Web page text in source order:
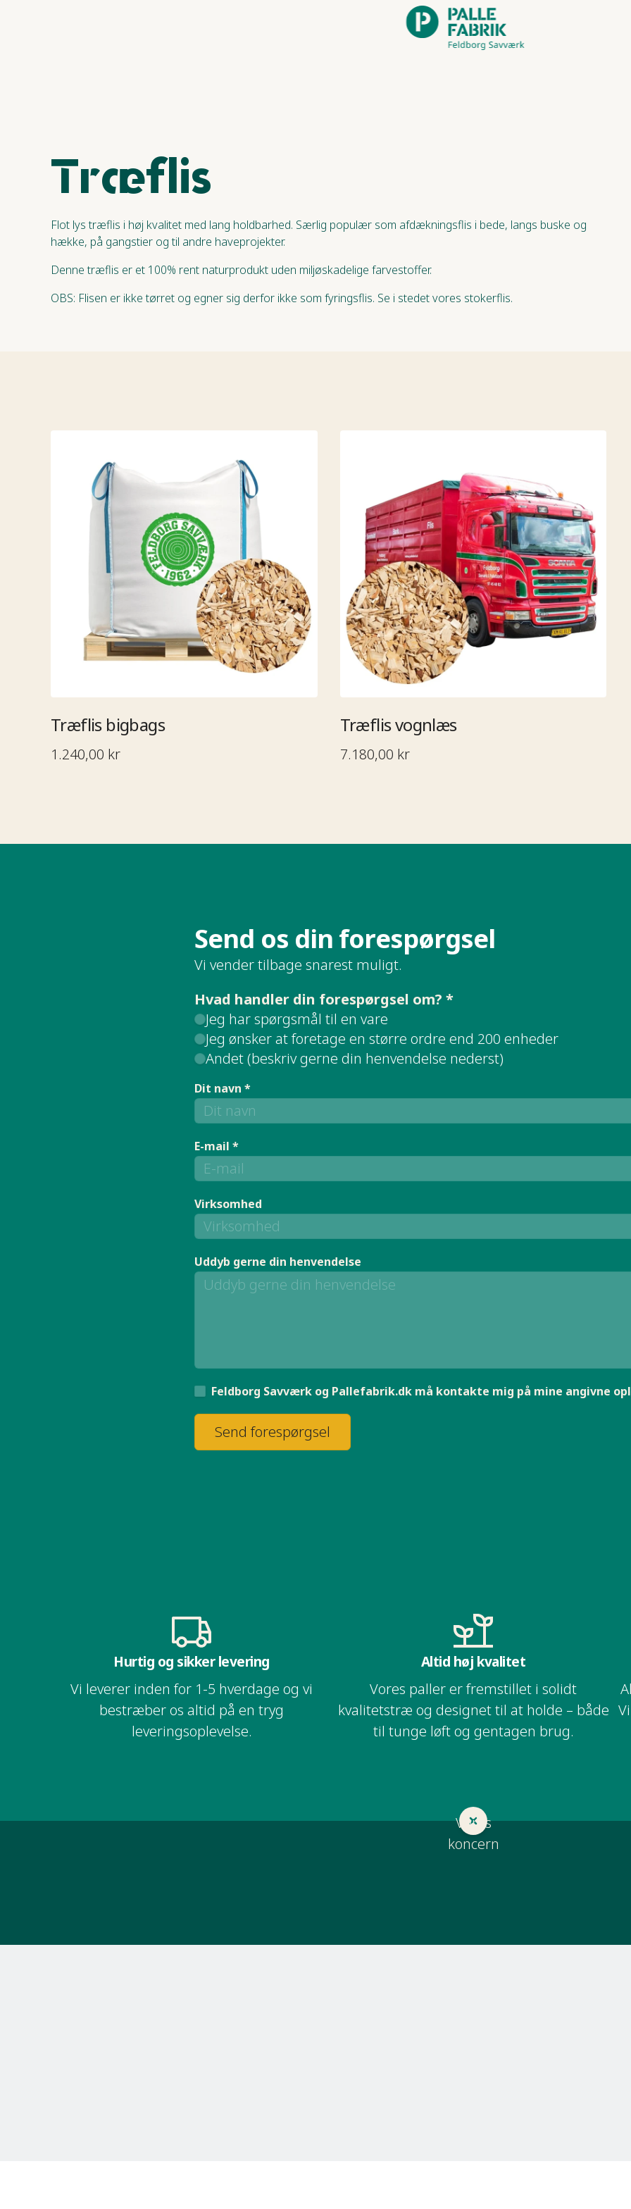
Træflis​​​​‌ ‍ ​‍​‍‌‍ ‌ ​‍‌‍‍‌‌‍‌ ‌‍‍‌‌‍ ‍​‍​‍​ ‍‍​‍​‍‌ ​ ‌‍​‌‌‍ ‍‌‍‍‌‌ ‌​‌ ‍‌​‍ ‍‌‍‍‌‌‍ ​‍​‍​‍ ​​‍​‍‌‍‍​‌ ​‍‌‍‌‌‌‍‌‍​‍​‍​ ‍‍​‍​‍‌ ​ ‌ ‌‌‌ ​​‌‍‌‌‌ ​‍​‍ ‌‌‍ ​‌‍ ‌‍‌ ‌‍‍‌‌‍ ‍​‍ ‌‍‍‌‌‍ ‍‌ ‌​‌‍‌‌‌‍ ‍‌ ‌​​‍ ‌‍‌‌‌‍‌​‌‍‍‌‌ ‌​​‍ ‌‍ ‌‌‍ ‌‍‌​‌‍‌‌​ ‌‌ ​​‌ ​‍‌‍‌‌‌ ​ ‌‍‌‌‌‍ ‍‌ ‌​‌‍​‌‌ ‌​‌‍‍‌‌‍ ‌‍ ‍​ ‍ ‌‍‍‌‌‍‌​​ ‌‌ ​ ‌‍‍​‌‍ ‌ ​​‌‍‍‌‌‍‌‍‌ ‍‌‌​​ ‌‍ ‌‍ ​‌‍ ​‌‍‌‌‌‍​ ‌ ‌​‌‍‍‌‌‍ ‌‍ ‍​‍ ‌​ ​‍​ ‌‍​ ‍‌​ ​‌​ ‍​​ ‍‌​ ‍‌​ ‌ ​ ​‍​ ​‌​ ‌ ​ ‌‌​ ‍ ‌ ‌​‌ ‍‌‌ ​​‌‍‌‌​ ‌‌‍​ ‌‍ ‌‍ ​‌‍ ​‌‍‌‌‌‍​ ‌ ‌​‌‍‍‌‌‍ ‌‍ ‍​ ‍ ‌ ​​‌‍​‌‌ ‌​‌‍‍​​ ‌‌ ​ ‌ ‌​‌‍ ‌ ​‍‌‍‌‌​‍ ‍‌ ‌​‌‍‍‌‌ ‌​‌‍ ​‌‍‌‌​ ‌‍​‍‌‍​‌‌ ​ ‌‍‌‌‌‌‌‌‌ ​‍‌‍ ​​ ‌‌ ​ ‌ ‌‌‌ ​​‌‍‌‌‌ ​‍​‍ ‌‌‍ ​‌‍ ‌‍‌ ‌‍‍‌‌‍ ‍​‍‌‍‌‍‍‌‌‍‌​​ ‌‌ ​ ‌‍‍​‌‍ ‌ ​​‌‍‍‌‌‍‌‍‌ ‍‌‌​​ ‌‍ ‌‍ ​‌‍ ​‌‍‌‌‌‍​ ‌ ‌​‌‍‍‌‌‍ ‌‍ ‍​‍ ‌​ ​‍​ ‌‍​ ‍‌​ ​‌​ ‍​​ ‍‌​ ‍‌​ ‌ ​ ​‍​ ​‌​ ‌ ​ ‌‌​‍‌‍‌ ‌​‌ ‍‌‌ ​​‌‍‌‌​ ‌‌‍​ ‌‍ ‌‍ ​‌‍ ​‌‍‌‌‌‍​ ‌ ‌​‌‍‍‌‌‍ ‌‍ ‍​‍‌‍‌ ​​‌‍​‌‌ ‌​‌‍‍​​ ‌‌ ​ ‌ ‌​‌‍ ‌ ​‍‌‍‌‌​‍ ‍‌ ‌​‌‍‍‌‌ ‌​‌‍ ​‌‍‌‌​‍‌‍‌ ​​‌‍‌‌‌ ​‍‌ ​ ‌ ​​‌‍‌‌‌‍​ ‌ ‌​‌‍‍‌‌ ‌‍‌‍‌‌​ ‌‌ ​​‌ ‌‌‌‍​‍‌‍ ​‌‍‍‌‌ ​ ‌‍‍​‌‍‌‌‌‍‌​​‍​‍‌ ‌
Flot lys træflis i høj kvalitet med lang holdbarhed. Særlig populær som afdækningsflis i bede, langs buske og
hække, på gangstier og til andre haveprojekter.
Denne træflis er et 100% rent naturprodukt uden miljøskadelige farvestoffer.
OBS: Flisen er ikke tørret og egner sig derfor ikke som fyringsflis. Se i stedet vores stokerflis.
Træflis bigbags​​​​‌ ‍ ​‍​‍‌‍ ‌ ​‍‌‍‍‌‌‍‌ ‌‍‍‌‌‍ ‍​‍​‍​ ‍‍​‍​‍‌ ​ ‌‍​‌‌‍ ‍‌‍‍‌‌ ‌​‌ ‍‌​‍ ‍‌‍‍‌‌‍ ​‍​‍​‍ ​​‍​‍‌‍‍​‌ ​‍‌‍‌‌‌‍‌‍​‍​‍​ ‍‍​‍​‍‌ ​ ‌ ‌‌‌ ​​‌‍‌‌‌ ​‍​‍ ‌‌‍ ​‌‍ ‌‍‌ ‌‍‍‌‌‍ ‍​‍ ‌‍‍‌‌‍ ‍‌ ‌​‌‍‌‌‌‍ ‍‌ ‌​​‍ ‌‍‌‌‌‍‌​‌‍‍‌‌ ‌​​‍ ‌‍ ‌‌‍ ‌‍‌​‌‍‌‌​ ‌‌ ​​‌ ​‍‌‍‌‌‌ ​ ‌‍‌‌‌‍ ‍‌ ‌​‌‍​‌‌ ‌​‌‍‍‌‌‍ ‌‍ ‍​ ‍ ‌‍‍‌‌‍‌​​ ‌‌ ​ ‌‍‍​‌‍ ‌ ​​‌‍‍‌‌‍‌‍‌ ‍‌‌‌​​‌ ​‍‌‍ ‌‍‌​‌ ‌‌‌‍​ ‌ ‌​​‍ ‌​ ‌‍​ ‌ ​ ‌‍​ ​​​ ​​​ ‌ ​ ‌‌​ ‌ ​ ‍​​ ‍​​ ‌​​ ‍‌​ ‌‌​ ‍ ‌ ‌​‌ ‍‌‌ ​​‌‍‌‌​ ‌‌ ​​‌ ​‍‌‍ ‌‍‌​‌ ‌‌‌‍​ ‌ ‌​​ ‍ ‌ ​​‌‍​‌‌ ‌​‌‍‍​​ ‌‌ ​ ‌ ‌​‌‍ ‌ ​‍‌‍‌‌​‍ ‍‌ ‌​‌‍‍‌‌ ‌​‌‍ ​‌‍‌‌​ ‌‍​‍‌‍​‌‌ ​ ‌‍‌‌‌‌‌‌‌ ​‍‌‍ ​​ ‌‌ ​ ‌ ‌‌‌ ​​‌‍‌‌‌ ​‍​‍ ‌‌‍ ​‌‍ ‌‍‌ ‌‍‍‌‌‍ ‍​‍‌‍‌‍‍‌‌‍‌​​ ‌‌ ​ ‌‍‍​‌‍ ‌ ​​‌‍‍‌‌‍‌‍‌ ‍‌‌‌​​‌ ​‍‌‍ ‌‍‌​‌ ‌‌‌‍​ ‌ ‌​​‍ ‌​ ‌‍​ ‌ ​ ‌‍​ ​​​ ​​​ ‌ ​ ‌‌​ ‌ ​ ‍​​ ‍​​ ‌​​ ‍‌​ ‌‌​‍‌‍‌ ‌​‌ ‍‌‌ ​​‌‍‌‌​ ‌‌ ​​‌ ​‍‌‍ ‌‍‌​‌ ‌‌‌‍​ ‌ ‌​​‍‌‍‌ ​​‌‍​‌‌ ‌​‌‍‍​​ ‌‌ ​ ‌ ‌​‌‍ ‌ ​‍‌‍‌‌​‍ ‍‌ ‌​‌‍‍‌‌ ‌​‌‍ ​‌‍‌‌​‍‌‍‌ ​​‌‍‌‌‌ ​‍‌ ​ ‌ ​​‌‍‌‌‌‍​ ‌ ‌​‌‍‍‌‌ ‌‍‌‍‌‌​ ‌‌ ​​‌ ‌‌‌‍​‍‌‍ ​‌‍‍‌‌ ​ ‌‍‍​‌‍‌‌‌‍‌​​‍​‍‌ ‌
1.240,00 kr
Træflis vognlæs​​​​‌ ‍ ​‍​‍‌‍ ‌ ​‍‌‍‍‌‌‍‌ ‌‍‍‌‌‍ ‍​‍​‍​ ‍‍​‍​‍‌ ​ ‌‍​‌‌‍ ‍‌‍‍‌‌ ‌​‌ ‍‌​‍ ‍‌‍‍‌‌‍ ​‍​‍​‍ ​​‍​‍‌‍‍​‌ ​‍‌‍‌‌‌‍‌‍​‍​‍​ ‍‍​‍​‍‌ ​ ‌ ‌‌‌ ​​‌‍‌‌‌ ​‍​‍ ‌‌‍ ​‌‍ ‌‍‌ ‌‍‍‌‌‍ ‍​‍ ‌‍‍‌‌‍ ‍‌ ‌​‌‍‌‌‌‍ ‍‌ ‌​​‍ ‌‍‌‌‌‍‌​‌‍‍‌‌ ‌​​‍ ‌‍ ‌‌‍ ‌‍‌​‌‍‌‌​ ‌‌ ​​‌ ​‍‌‍‌‌‌ ​ ‌‍‌‌‌‍ ‍‌ ‌​‌‍​‌‌ ‌​‌‍‍‌‌‍ ‌‍ ‍​ ‍ ‌‍‍‌‌‍‌​​ ‌‌ ​ ‌‍‍​‌‍ ‌ ​​‌‍‍‌‌‍‌‍‌ ‍‌‌‌​​‌ ​‍‌‍ ‌‍‌​‌ ‌‌‌‍​ ‌ ‌​​‍ ‌​ ‌‍​ ‌ ​ ‍​​ ​​​ ‍​​ ​‌​ ​​​ ‍‌​ ​‍​ ​​​ ​‌​ ‌​​ ​ ​ ‍ ‌ ‌​‌ ‍‌‌ ​​‌‍‌‌​ ‌‌ ​​‌ ​‍‌‍ ‌‍‌​‌ ‌‌‌‍​ ‌ ‌​​ ‍ ‌ ​​‌‍​‌‌ ‌​‌‍‍​​ ‌‌ ​ ‌ ‌​‌‍ ‌ ​‍‌‍‌‌​‍ ‍‌ ‌​‌‍‍‌‌ ‌​‌‍ ​‌‍‌‌​ ‌‍​‍‌‍​‌‌ ​ ‌‍‌‌‌‌‌‌‌ ​‍‌‍ ​​ ‌‌ ​ ‌ ‌‌‌ ​​‌‍‌‌‌ ​‍​‍ ‌‌‍ ​‌‍ ‌‍‌ ‌‍‍‌‌‍ ‍​‍‌‍‌‍‍‌‌‍‌​​ ‌‌ ​ ‌‍‍​‌‍ ‌ ​​‌‍‍‌‌‍‌‍‌ ‍‌‌‌​​‌ ​‍‌‍ ‌‍‌​‌ ‌‌‌‍​ ‌ ‌​​‍ ‌​ ‌‍​ ‌ ​ ‍​​ ​​​ ‍​​ ​‌​ ​​​ ‍‌​ ​‍​ ​​​ ​‌​ ‌​​ ​ ​‍‌‍‌ ‌​‌ ‍‌‌ ​​‌‍‌‌​ ‌‌ ​​‌ ​‍‌‍ ‌‍‌​‌ ‌‌‌‍​ ‌ ‌​​‍‌‍‌ ​​‌‍​‌‌ ‌​‌‍‍​​ ‌‌ ​ ‌ ‌​‌‍ ‌ ​‍‌‍‌‌​‍ ‍‌ ‌​‌‍‍‌‌ ‌​‌‍ ​‌‍‌‌​‍‌‍‌ ​​‌‍‌‌‌ ​‍‌ ​ ‌ ​​‌‍‌‌‌‍​ ‌ ‌​‌‍‍‌‌ ‌‍‌‍‌‌​ ‌‌ ​​‌ ‌‌‌‍​‍‌‍ ​‌‍‍‌‌ ​ ‌‍‍​‌‍‌‌‌‍‌​​‍​‍‌ ‌
7.180,00 kr
Send os din forespørgsel​​​​‌ ‍ ​‍​‍‌‍ ‌ ​‍‌‍‍‌‌‍‌ ‌‍‍‌‌‍ ‍​‍​‍​ ‍‍​‍​‍‌ ​ ‌‍​‌‌‍ ‍‌‍‍‌‌ ‌​‌ ‍‌​‍ ‍‌‍‍‌‌‍ ​‍​‍​‍ ​​‍​‍‌‍‍​‌ ​‍‌‍‌‌‌‍‌‍​‍​‍​ ‍‍​‍​‍‌ ​ ‌ ‌‌‌ ​​‌‍‌‌‌ ​‍​‍ ‌‌‍ ​‌‍ ‌‍‌ ‌‍‍‌‌‍ ‍​‍ ‌‍‍‌‌‍ ‍‌ ‌​‌‍‌‌‌‍ ‍‌ ‌​​‍ ‌‍‌‌‌‍‌​‌‍‍‌‌ ‌​​‍ ‌‍ ‌‌‍ ‌‍‌​‌‍‌‌​ ‌‌ ​​‌ ​‍‌‍‌‌‌ ​ ‌‍‌‌‌‍ ‍‌ ‌​‌‍​‌‌ ‌​‌‍‍‌‌‍ ‌‍ ‍​ ‍ ‌‍‍‌‌‍‌​​ ‌‌ ​ ‌‍‍​‌‍ ‌ ​​‌‍‍‌‌‍‌‍‌ ‍‌‌​​ ‌‍ ‌‍ ​‌‍ ​‌‍‌‌‌‍​ ‌ ‌​‌‍‍‌‌‍ ‌‍ ‍​‍ ‌​ ​‍​ ‌‍​ ‍‌​ ​‌​ ‍​​ ‍‌​ ‍‌​ ‌ ​ ​‍​ ​‌​ ‌ ​ ‌‌​ ‍ ‌ ‌​‌ ‍‌‌ ​​‌‍‌‌​ ‌‌‍​ ‌‍ ‌‍ ​‌‍ ​‌‍‌‌‌‍​ ‌ ‌​‌‍‍‌‌‍ ‌‍ ‍​ ‍ ‌ ​​‌‍​‌‌ ‌​‌‍‍​​ ‌‌ ​​‌‍​‌‌‍‌ ‌‍‌‌‌​​‍‌ ‌‌‌‍‍‌‌‍ ​‌‍‌​‌‍‌‌‌ ​‍​‍‌‌​ ‌‌‌​​‍‌‌ ‌‍‍ ‌‍‌‌‌ ‍‌​‍‌‌​ ​ ‌​‌​​‍‌‌​ ​ ‌​‌​​‍‌‌​ ​‍​ ​‍‌‍​‍​ ‍​‌‍‌‍​ ‌‌​ ​‌‌‍‌​​ ‌‌‌‍​‍‌‍‌​​ ‍‌‌‍​‌‌‍​‌​‍‌‌​ ​‍​ ​‍​‍‌‌​ ‌‌‌​‌​​‍ ‍‌ ‌​‌‍‍‌‌ ‌​‌‍ ​‌‍‌‌​ ‌‍​‍‌‍​‌‌ ​ ‌‍‌‌‌‌‌‌‌ ​‍‌‍ ​​ ‌‌ ​ ‌ ‌‌‌ ​​‌‍‌‌‌ ​‍​‍ ‌‌‍ ​‌‍ ‌‍‌ ‌‍‍‌‌‍ ‍​‍‌‍‌‍‍‌‌‍‌​​ ‌‌ ​ ‌‍‍​‌‍ ‌ ​​‌‍‍‌‌‍‌‍‌ ‍‌‌​​ ‌‍ ‌‍ ​‌‍ ​‌‍‌‌‌‍​ ‌ ‌​‌‍‍‌‌‍ ‌‍ ‍​‍ ‌​ ​‍​ ‌‍​ ‍‌​ ​‌​ ‍​​ ‍‌​ ‍‌​ ‌ ​ ​‍​ ​‌​ ‌ ​ ‌‌​‍‌‍‌ ‌​‌ ‍‌‌ ​​‌‍‌‌​ ‌‌‍​ ‌‍ ‌‍ ​‌‍ ​‌‍‌‌‌‍​ ‌ ‌​‌‍‍‌‌‍ ‌‍ ‍​‍‌‍‌ ​​‌‍​‌‌ ‌​‌‍‍​​ ‌‌ ​​‌‍​‌‌‍‌ ‌‍‌‌‌​​‍‌ ‌‌‌‍‍‌‌‍ ​‌‍‌​‌‍‌‌‌ ​‍​‍‌‌​ ‌‌‌​​‍‌‌ ‌‍‍ ‌‍‌‌‌ ‍‌​‍‌‌​ ​ ‌​‌​​‍‌‌​ ​ ‌​‌​​‍‌‌​ ​‍​ ​‍‌‍​‍​ ‍​‌‍‌‍​ ‌‌​ ​‌‌‍‌​​ ‌‌‌‍​‍‌‍‌​​ ‍‌‌‍​‌‌‍​‌​‍‌‌​ ​‍​ ​‍​‍‌‌​ ‌‌‌​‌​​‍ ‍‌ ‌​‌‍‍‌‌ ‌​‌‍ ​‌‍‌‌​‍‌‍‌ ​​‌‍‌‌‌ ​‍‌ ​ ‌ ​​‌‍‌‌‌‍​ ‌ ‌​‌‍‍‌‌ ‌‍‌‍‌‌​ ‌‌ ​​‌ ‌‌‌‍​‍‌‍ ​‌‍‍‌‌ ​ ‌‍‍​‌‍‌‌‌‍‌​​‍​‍‌ ‌
Vi vender tilbage snarest muligt.
Hvad handler din forespørgsel om? *
Jeg har spørgsmål til en vare
Jeg ønsker at foretage en større ordre end 200 enheder
Andet (beskriv gerne din henvendelse nederst)
Dit navn *
E-mail *
Virksomhed
Uddyb gerne din henvendelse
Feldborg Savværk og Pallefabrik.dk må kontakte mig på mine angivne
Send forespørgsel
Hurtig og sikker levering​​​​‌ ‍ ​‍​‍‌‍ ‌ ​‍‌‍‍‌‌‍‌ ‌‍‍‌‌‍ ‍​‍​‍​ ‍‍​‍​‍‌ ​ ‌‍​‌‌‍ ‍‌‍‍‌‌ ‌​‌ ‍‌​‍ ‍‌‍‍‌‌‍ ​‍​‍​‍ ​​‍​‍‌‍‍​‌ ​‍‌‍‌‌‌‍‌‍​‍​‍​ ‍‍​‍​‍‌ ​ ‌ ‌‌‌ ​​‌‍‌‌‌ ​‍​‍ ‌‌‍ ​‌‍ ‌‍‌ ‌‍‍‌‌‍ ‍​‍ ‌‍‍‌‌‍ ‍‌ ‌​‌‍‌‌‌‍ ‍‌ ‌​​‍ ‌‍‌‌‌‍‌​‌‍‍‌‌ ‌​​‍ ‌‍ ‌‌‍ ‌‍‌​‌‍‌‌​ ‌‌ ​​‌ ​‍‌‍‌‌‌ ​ ‌‍‌‌‌‍ ‍‌ ‌​‌‍​‌‌ ‌​‌‍‍‌‌‍ ‌‍ ‍​ ‍ ‌‍‍‌‌‍‌​​ ‌‌ ​ ‌‍‍​‌‍ ‌ ​​‌‍‍‌‌‍‌‍‌ ‍‌‌​​ ‌‍ ‌‍ ​‌‍ ​‌‍‌‌‌‍​ ‌ ‌​‌‍‍‌‌‍ ‌‍ ‍​‍ ‌​ ​‍​ ‌‍​ ‍‌​ ​‌​ ‍​​ ‍‌​ ‍‌​ ‌ ​ ​‍​ ​‌​ ‌ ​ ‌‌​ ‍ ‌ ‌​‌ ‍‌‌ ​​‌‍‌‌​ ‌‌‍​ ‌‍ ‌‍ ​‌‍ ​‌‍‌‌‌‍​ ‌ ‌​‌‍‍‌‌‍ ‌‍ ‍​ ‍ ‌ ​​‌‍​‌‌ ‌​‌‍‍​​ ‌‌ ​​‌‍​‌‌‍‌ ‌‍‌‌‌​​‍‌ ‌‌‌‍‍‌‌‍ ​‌‍‌​‌‍‌‌‌ ​‍​‍‌‌​ ‌‌‌​​‍‌‌ ‌‍‍ ‌‍‌‌‌ ‍‌​‍‌‌​ ​ ‌​‌​​‍‌‌​ ​ ‌​‌​​‍‌‌​ ​‍​ ​‍​ ‌‍​ ‌​​ ‍‌‌‍‌‍​ ‌​​ ​‌​ ‌‌​ ‌​‌‍‌‍​ ‌‍‌‍‌‍‌‍​ ​‍‌‌​ ​‍​ ​‍​‍‌‌​ ‌‌‌​‌​​‍ ‍‌‍​‍‌‍ ‌ ‍​‌‍‌‌‌ ​ ​‍‌‌​ ‌‌‌​​‍‌‌ ‌‍‍ ‌‍‌‌‌ ‍‌​‍‌‌​ ​ ‌​‌​​‍‌‌​ ​ ‌​‌​​‍‌‌​ ​‍​ ​‍​ ‌‌​ ‌‍‌‍‌‍​ ​‌​ ​​‌‍‌‍‌‍​‌‌‍​‌​ ‌​​ ‌​​ ‍​‌‍‌​​‍‌‌​ ​‍​ ​‍​‍‌‌​ ‌‌‌​‌​​‍ ‍‌ ‌​‌‍‍‌‌ ‌​‌‍ ​‌‍‌‌​ ‌‍​‍‌‍​‌‌ ​ ‌‍‌‌‌‌‌‌‌ ​‍‌‍ ​​ ‌‌ ​ ‌ ‌‌‌ ​​‌‍‌‌‌ ​‍​‍ ‌‌‍ ​‌‍ ‌‍‌ ‌‍‍‌‌‍ ‍​‍‌‍‌‍‍‌‌‍‌​​ ‌‌ ​ ‌‍‍​‌‍ ‌ ​​‌‍‍‌‌‍‌‍‌ ‍‌‌​​ ‌‍ ‌‍ ​‌‍ ​‌‍‌‌‌‍​ ‌ ‌​‌‍‍‌‌‍ ‌‍ ‍​‍ ‌​ ​‍​ ‌‍​ ‍‌​ ​‌​ ‍​​ ‍‌​ ‍‌​ ‌ ​ ​‍​ ​‌​ ‌ ​ ‌‌​‍‌‍‌ ‌​‌ ‍‌‌ ​​‌‍‌‌​ ‌‌‍​ ‌‍ ‌‍ ​‌‍ ​‌‍‌‌‌‍​ ‌ ‌​‌‍‍‌‌‍ ‌‍ ‍​‍‌‍‌ ​​‌‍​‌‌ ‌​‌‍‍​​ ‌‌ ​​‌‍​‌‌‍‌ ‌‍‌‌‌​​‍‌ ‌‌‌‍‍‌‌‍ ​‌‍‌​‌‍‌‌‌ ​‍​‍‌‌​ ‌‌‌​​‍‌‌ ‌‍‍ ‌‍‌‌‌ ‍‌​‍‌‌​ ​ ‌​‌​​‍‌‌​ ​ ‌​‌​​‍‌‌​ ​‍​ ​‍​ ‌‍​ ‌​​ ‍‌‌‍‌‍​ ‌​​ ​‌​ ‌‌​ ‌​‌‍‌‍​ ‌‍‌‍‌‍‌‍​ ​‍‌‌​ ​‍​ ​‍​‍‌‌​ ‌‌‌​‌​​‍ ‍‌‍​‍‌‍ ‌ ‍​‌‍‌‌‌ ​ ​‍‌‌​ ‌‌‌​​‍‌‌ ‌‍‍ ‌‍‌‌‌ ‍‌​‍‌‌​ ​ ‌​‌​​‍‌‌​ ​ ‌​‌​​‍‌‌​ ​‍​ ​‍​ ‌‌​ ‌‍‌‍‌‍​ ​‌​ ​​‌‍‌‍‌‍​‌‌‍​‌​ ‌​​ ‌​​ ‍​‌‍‌​​‍‌‌​ ​‍​ ​‍​‍‌‌​ ‌‌‌​‌​​‍ ‍‌ ‌​‌‍‍‌‌ ‌​‌‍ ​‌‍‌‌​‍‌‍‌ ​​‌‍‌‌‌ ​‍‌ ​ ‌ ​​‌‍‌‌‌‍​ ‌ ‌​‌‍‍‌‌ ‌‍‌‍‌‌​ ‌‌ ​​‌ ‌‌‌‍​‍‌‍ ​‌‍‍‌‌ ​ ‌‍‍​‌‍‌‌‌‍‌​​‍​‍‌ ‌
Vi leverer inden for 1-5 hverdage og vi
bestræber os altid på en tryg
leveringsoplevelse.​​​​‌ ‍ ​‍​‍‌‍ ‌ ​‍‌‍‍‌‌‍‌ ‌‍‍‌‌‍ ‍​‍​‍​ ‍‍​‍​‍‌ ​ ‌‍​‌‌‍ ‍‌‍‍‌‌ ‌​‌ ‍‌​‍ ‍‌‍‍‌‌‍ ​‍​‍​‍ ​​‍​‍‌‍‍​‌ ​‍‌‍‌‌‌‍‌‍​‍​‍​ ‍‍​‍​‍‌ ​ ‌ ‌‌‌ ​​‌‍‌‌‌ ​‍​‍ ‌‌‍ ​‌‍ ‌‍‌ ‌‍‍‌‌‍ ‍​‍ ‌‍‍‌‌‍ ‍‌ ‌​‌‍‌‌‌‍ ‍‌ ‌​​‍ ‌‍‌‌‌‍‌​‌‍‍‌‌ ‌​​‍ ‌‍ ‌‌‍ ‌‍‌​‌‍‌‌​ ‌‌ ​​‌ ​‍‌‍‌‌‌ ​ ‌‍‌‌‌‍ ‍‌ ‌​‌‍​‌‌ ‌​‌‍‍‌‌‍ ‌‍ ‍​ ‍ ‌‍‍‌‌‍‌​​ ‌‌ ​ ‌‍‍​‌‍ ‌ ​​‌‍‍‌‌‍‌‍‌ ‍‌‌​​ ‌‍ ‌‍ ​‌‍ ​‌‍‌‌‌‍​ ‌ ‌​‌‍‍‌‌‍ ‌‍ ‍​‍ ‌​ ​‍​ ‌‍​ ‍‌​ ​‌​ ‍​​ ‍‌​ ‍‌​ ‌ ​ ​‍​ ​‌​ ‌ ​ ‌‌​ ‍ ‌ ‌​‌ ‍‌‌ ​​‌‍‌‌​ ‌‌‍​ ‌‍ ‌‍ ​‌‍ ​‌‍‌‌‌‍​ ‌ ‌​‌‍‍‌‌‍ ‌‍ ‍​ ‍ ‌ ​​‌‍​‌‌ ‌​‌‍‍​​ ‌‌ ​​‌‍​‌‌‍‌ ‌‍‌‌‌​​‍‌ ‌‌‌‍‍‌‌‍ ​‌‍‌​‌‍‌‌‌ ​‍​‍‌‌​ ‌‌‌​​‍‌‌ ‌‍‍ ‌‍‌‌‌ ‍‌​‍‌‌​ ​ ‌​‌​​‍‌‌​ ​ ‌​‌​​‍‌‌​ ​‍​ ​‍​ ‌‍​ ‌​​ ‍‌‌‍‌‍​ ‌​​ ​‌​ ‌‌​ ‌​‌‍‌‍​ ‌‍‌‍‌‍‌‍​ ​‍‌‌​ ​‍​ ​‍​‍‌‌​ ‌‌‌​‌​​‍ ‍‌‍​‍‌‍ ‌ ‍​‌‍‌‌‌ ​ ​‍‌‌​ ‌‌‌​​‍‌‌ ‌‍‍ ‌‍‌‌‌ ‍‌​‍‌‌​ ​ ‌​‌​​‍‌‌​ ​ ‌​‌​​‍‌‌​ ​‍​ ​‍​ ‌‌​ ‌‍‌‍‌‍​ ​‌​ ​​‌‍‌‍‌‍​‌‌‍​‌​ ‌​​ ‌​​ ‍​‌‍‌​​‍‌‌​ ​‍​ ​‍​‍‌‌​ ‌‌‌​‌​​‍ ‍‌‍​ ‌‍ ‌‍ ‍‌ ‌​‌‍‌‌‌‍ ‍‌ ‌​​ ‌‍​‍‌‍​‌‌ ​ ‌‍‌‌‌‌‌‌‌ ​‍‌‍ ​​ ‌‌ ​ ‌ ‌‌‌ ​​‌‍‌‌‌ ​‍​‍ ‌‌‍ ​‌‍ ‌‍‌ ‌‍‍‌‌‍ ‍​‍‌‍‌‍‍‌‌‍‌​​ ‌‌ ​ ‌‍‍​‌‍ ‌ ​​‌‍‍‌‌‍‌‍‌ ‍‌‌​​ ‌‍ ‌‍ ​‌‍ ​‌‍‌‌‌‍​ ‌ ‌​‌‍‍‌‌‍ ‌‍ ‍​‍ ‌​ ​‍​ ‌‍​ ‍‌​ ​‌​ ‍​​ ‍‌​ ‍‌​ ‌ ​ ​‍​ ​‌​ ‌ ​ ‌‌​‍‌‍‌ ‌​‌ ‍‌‌ ​​‌‍‌‌​ ‌‌‍​ ‌‍ ‌‍ ​‌‍ ​‌‍‌‌‌‍​ ‌ ‌​‌‍‍‌‌‍ ‌‍ ‍​‍‌‍‌ ​​‌‍​‌‌ ‌​‌‍‍​​ ‌‌ ​​‌‍​‌‌‍‌ ‌‍‌‌‌​​‍‌ ‌‌‌‍‍‌‌‍ ​‌‍‌​‌‍‌‌‌ ​‍​‍‌‌​ ‌‌‌​​‍‌‌ ‌‍‍ ‌‍‌‌‌ ‍‌​‍‌‌​ ​ ‌​‌​​‍‌‌​ ​ ‌​‌​​‍‌‌​ ​‍​ ​‍​ ‌‍​ ‌​​ ‍‌‌‍‌‍​ ‌​​ ​‌​ ‌‌​ ‌​‌‍‌‍​ ‌‍‌‍‌‍‌‍​ ​‍‌‌​ ​‍​ ​‍​‍‌‌​ ‌‌‌​‌​​‍ ‍‌‍​‍‌‍ ‌ ‍​‌‍‌‌‌ ​ ​‍‌‌​ ‌‌‌​​‍‌‌ ‌‍‍ ‌‍‌‌‌ ‍‌​‍‌‌​ ​ ‌​‌​​‍‌‌​ ​ ‌​‌​​‍‌‌​ ​‍​ ​‍​ ‌‌​ ‌‍‌‍‌‍​ ​‌​ ​​‌‍‌‍‌‍​‌‌‍​‌​ ‌​​ ‌​​ ‍​‌‍‌​​‍‌‌​ ​‍​ ​‍​‍‌‌​ ‌‌‌​‌​​‍ ‍‌‍​ ‌‍ ‌‍ ‍‌ ‌​‌‍‌‌‌‍ ‍‌ ‌​​‍‌‍‌ ​​‌‍‌‌‌ ​‍‌ ​ ‌ ​​‌‍‌‌‌‍​ ‌ ‌​‌‍‍‌‌ ‌‍‌‍‌‌​ ‌‌ ​​‌ ‌‌‌‍​‍‌‍ ​‌‍‍‌‌ ​ ‌‍‍​‌‍‌‌‌‍‌​​‍​‍‌ ‌
Altid høj kvalitet​​​​‌ ‍ ​‍​‍‌‍ ‌ ​‍‌‍‍‌‌‍‌ ‌‍‍‌‌‍ ‍​‍​‍​ ‍‍​‍​‍‌ ​ ‌‍​‌‌‍ ‍‌‍‍‌‌ ‌​‌ ‍‌​‍ ‍‌‍‍‌‌‍ ​‍​‍​‍ ​​‍​‍‌‍‍​‌ ​‍‌‍‌‌‌‍‌‍​‍​‍​ ‍‍​‍​‍‌ ​ ‌ ‌‌‌ ​​‌‍‌‌‌ ​‍​‍ ‌‌‍ ​‌‍ ‌‍‌ ‌‍‍‌‌‍ ‍​‍ ‌‍‍‌‌‍ ‍‌ ‌​‌‍‌‌‌‍ ‍‌ ‌​​‍ ‌‍‌‌‌‍‌​‌‍‍‌‌ ‌​​‍ ‌‍ ‌‌‍ ‌‍‌​‌‍‌‌​ ‌‌ ​​‌ ​‍‌‍‌‌‌ ​ ‌‍‌‌‌‍ ‍‌ ‌​‌‍​‌‌ ‌​‌‍‍‌‌‍ ‌‍ ‍​ ‍ ‌‍‍‌‌‍‌​​ ‌‌ ​ ‌‍‍​‌‍ ‌ ​​‌‍‍‌‌‍‌‍‌ ‍‌‌​​ ‌‍ ‌‍ ​‌‍ ​‌‍‌‌‌‍​ ‌ ‌​‌‍‍‌‌‍ ‌‍ ‍​‍ ‌​ ​‍​ ‌‍​ ‍‌​ ​‌​ ‍​​ ‍‌​ ‍‌​ ‌ ​ ​‍​ ​‌​ ‌ ​ ‌‌​ ‍ ‌ ‌​‌ ‍‌‌ ​​‌‍‌‌​ ‌‌‍​ ‌‍ ‌‍ ​‌‍ ​‌‍‌‌‌‍​ ‌ ‌​‌‍‍‌‌‍ ‌‍ ‍​ ‍ ‌ ​​‌‍​‌‌ ‌​‌‍‍​​ ‌‌ ​​‌‍​‌‌‍‌ ‌‍‌‌‌​​‍‌ ‌‌‌‍‍‌‌‍ ​‌‍‌​‌‍‌‌‌ ​‍​‍‌‌​ ‌‌‌​​‍‌‌ ‌‍‍ ‌‍‌‌‌ ‍‌​‍‌‌​ ​ ‌​‌​​‍‌‌​ ​ ‌​‌​​‍‌‌​ ​‍​ ​‍​ ‌‍​ ‌​​ ‍‌‌‍‌‍​ ‌​​ ​‌​ ‌‌​ ‌​‌‍‌‍​ ‌‍‌‍‌‍‌‍​ ​‍‌‌​ ​‍​ ​‍​‍‌‌​ ‌‌‌​‌​​‍ ‍‌‍​‍‌‍ ‌ ‍​‌‍‌‌‌ ​ ​‍‌‌​ ‌‌‌​​‍‌‌ ‌‍‍ ‌‍‌‌‌ ‍‌​‍‌‌​ ​ ‌​‌​​‍‌‌​ ​ ‌​‌​​‍‌‌​ ​‍​ ​‍​ ​ ‌‍‌‍​ ​‌​ ​‍​ ‍​‌‍​ ‌‍‌‌‌‍​‍​ ‌‍‌‍​‍​ ​ ​ ​‌​‍‌‌​ ​‍​ ​‍​‍‌‌​ ‌‌‌​‌​​‍ ‍‌ ‌​‌‍‍‌‌ ‌​‌‍ ​‌‍‌‌​ ‌‍​‍‌‍​‌‌ ​ ‌‍‌‌‌‌‌‌‌ ​‍‌‍ ​​ ‌‌ ​ ‌ ‌‌‌ ​​‌‍‌‌‌ ​‍​‍ ‌‌‍ ​‌‍ ‌‍‌ ‌‍‍‌‌‍ ‍​‍‌‍‌‍‍‌‌‍‌​​ ‌‌ ​ ‌‍‍​‌‍ ‌ ​​‌‍‍‌‌‍‌‍‌ ‍‌‌​​ ‌‍ ‌‍ ​‌‍ ​‌‍‌‌‌‍​ ‌ ‌​‌‍‍‌‌‍ ‌‍ ‍​‍ ‌​ ​‍​ ‌‍​ ‍‌​ ​‌​ ‍​​ ‍‌​ ‍‌​ ‌ ​ ​‍​ ​‌​ ‌ ​ ‌‌​‍‌‍‌ ‌​‌ ‍‌‌ ​​‌‍‌‌​ ‌‌‍​ ‌‍ ‌‍ ​‌‍ ​‌‍‌‌‌‍​ ‌ ‌​‌‍‍‌‌‍ ‌‍ ‍​‍‌‍‌ ​​‌‍​‌‌ ‌​‌‍‍​​ ‌‌ ​​‌‍​‌‌‍‌ ‌‍‌‌‌​​‍‌ ‌‌‌‍‍‌‌‍ ​‌‍‌​‌‍‌‌‌ ​‍​‍‌‌​ ‌‌‌​​‍‌‌ ‌‍‍ ‌‍‌‌‌ ‍‌​‍‌‌​ ​ ‌​‌​​‍‌‌​ ​ ‌​‌​​‍‌‌​ ​‍​ ​‍​ ‌‍​ ‌​​ ‍‌‌‍‌‍​ ‌​​ ​‌​ ‌‌​ ‌​‌‍‌‍​ ‌‍‌‍‌‍‌‍​ ​‍‌‌​ ​‍​ ​‍​‍‌‌​ ‌‌‌​‌​​‍ ‍‌‍​‍‌‍ ‌ ‍​‌‍‌‌‌ ​ ​‍‌‌​ ‌‌‌​​‍‌‌ ‌‍‍ ‌‍‌‌‌ ‍‌​‍‌‌​ ​ ‌​‌​​‍‌‌​ ​ ‌​‌​​‍‌‌​ ​‍​ ​‍​ ​ ‌‍‌‍​ ​‌​ ​‍​ ‍​‌‍​ ‌‍‌‌‌‍​‍​ ‌‍‌‍​‍​ ​ ​ ​‌​‍‌‌​ ​‍​ ​‍​‍‌‌​ ‌‌‌​‌​​‍ ‍‌ ‌​‌‍‍‌‌ ‌​‌‍ ​‌‍‌‌​‍‌‍‌ ​​‌‍‌‌‌ ​‍‌ ​ ‌ ​​‌‍‌‌‌‍​ ‌ ‌​‌‍‍‌‌ ‌‍‌‍‌‌​ ‌‌ ​​‌ ‌‌‌‍​‍‌‍ ​‌‍‍‌‌ ​ ‌‍‍​‌‍‌‌‌‍‌​​‍​‍‌ ‌
Vores paller er fremstillet i solidt
kvalitetstræ og designet til at holde – både
til tunge løft og gentagen brug.​​​​‌ ‍ ​‍​‍‌‍ ‌ ​‍‌‍‍‌‌‍‌ ‌‍‍‌‌‍ ‍​‍​‍​ ‍‍​‍​‍‌ ​ ‌‍​‌‌‍ ‍‌‍‍‌‌ ‌​‌ ‍‌​‍ ‍‌‍‍‌‌‍ ​‍​‍​‍ ​​‍​‍‌‍‍​‌ ​‍‌‍‌‌‌‍‌‍​‍​‍​ ‍‍​‍​‍‌ ​ ‌ ‌‌‌ ​​‌‍‌‌‌ ​‍​‍ ‌‌‍ ​‌‍ ‌‍‌ ‌‍‍‌‌‍ ‍​‍ ‌‍‍‌‌‍ ‍‌ ‌​‌‍‌‌‌‍ ‍‌ ‌​​‍ ‌‍‌‌‌‍‌​‌‍‍‌‌ ‌​​‍ ‌‍ ‌‌‍ ‌‍‌​‌‍‌‌​ ‌‌ ​​‌ ​‍‌‍‌‌‌ ​ ‌‍‌‌‌‍ ‍‌ ‌​‌‍​‌‌ ‌​‌‍‍‌‌‍ ‌‍ ‍​ ‍ ‌‍‍‌‌‍‌​​ ‌‌ ​ ‌‍‍​‌‍ ‌ ​​‌‍‍‌‌‍‌‍‌ ‍‌‌​​ ‌‍ ‌‍ ​‌‍ ​‌‍‌‌‌‍​ ‌ ‌​‌‍‍‌‌‍ ‌‍ ‍​‍ ‌​ ​‍​ ‌‍​ ‍‌​ ​‌​ ‍​​ ‍‌​ ‍‌​ ‌ ​ ​‍​ ​‌​ ‌ ​ ‌‌​ ‍ ‌ ‌​‌ ‍‌‌ ​​‌‍‌‌​ ‌‌‍​ ‌‍ ‌‍ ​‌‍ ​‌‍‌‌‌‍​ ‌ ‌​‌‍‍‌‌‍ ‌‍ ‍​ ‍ ‌ ​​‌‍​‌‌ ‌​‌‍‍​​ ‌‌ ​​‌‍​‌‌‍‌ ‌‍‌‌‌​​‍‌ ‌‌‌‍‍‌‌‍ ​‌‍‌​‌‍‌‌‌ ​‍​‍‌‌​ ‌‌‌​​‍‌‌ ‌‍‍ ‌‍‌‌‌ ‍‌​‍‌‌​ ​ ‌​‌​​‍‌‌​ ​ ‌​‌​​‍‌‌​ ​‍​ ​‍​ ‌‍​ ‌​​ ‍‌‌‍‌‍​ ‌​​ ​‌​ ‌‌​ ‌​‌‍‌‍​ ‌‍‌‍‌‍‌‍​ ​‍‌‌​ ​‍​ ​‍​‍‌‌​ ‌‌‌​‌​​‍ ‍‌‍​‍‌‍ ‌ ‍​‌‍‌‌‌ ​ ​‍‌‌​ ‌‌‌​​‍‌‌ ‌‍‍ ‌‍‌‌‌ ‍‌​‍‌‌​ ​ ‌​‌​​‍‌‌​ ​ ‌​‌​​‍‌‌​ ​‍​ ​‍​ ​ ‌‍‌‍​ ​‌​ ​‍​ ‍​‌‍​ ‌‍‌‌‌‍​‍​ ‌‍‌‍​‍​ ​ ​ ​‌​‍‌‌​ ​‍​ ​‍​‍‌‌​ ‌‌‌​‌​​‍ ‍‌‍​ ‌‍ ‌‍ ‍‌ ‌​‌‍‌‌‌‍ ‍‌ ‌​​ ‌‍​‍‌‍​‌‌ ​ ‌‍‌‌‌‌‌‌‌ ​‍‌‍ ​​ ‌‌ ​ ‌ ‌‌‌ ​​‌‍‌‌‌ ​‍​‍ ‌‌‍ ​‌‍ ‌‍‌ ‌‍‍‌‌‍ ‍​‍‌‍‌‍‍‌‌‍‌​​ ‌‌ ​ ‌‍‍​‌‍ ‌ ​​‌‍‍‌‌‍‌‍‌ ‍‌‌​​ ‌‍ ‌‍ ​‌‍ ​‌‍‌‌‌‍​ ‌ ‌​‌‍‍‌‌‍ ‌‍ ‍​‍ ‌​ ​‍​ ‌‍​ ‍‌​ ​‌​ ‍​​ ‍‌​ ‍‌​ ‌ ​ ​‍​ ​‌​ ‌ ​ ‌‌​‍‌‍‌ ‌​‌ ‍‌‌ ​​‌‍‌‌​ ‌‌‍​ ‌‍ ‌‍ ​‌‍ ​‌‍‌‌‌‍​ ‌ ‌​‌‍‍‌‌‍ ‌‍ ‍​‍‌‍‌ ​​‌‍​‌‌ ‌​‌‍‍​​ ‌‌ ​​‌‍​‌‌‍‌ ‌‍‌‌‌​​‍‌ ‌‌‌‍‍‌‌‍ ​‌‍‌​‌‍‌‌‌ ​‍​‍‌‌​ ‌‌‌​​‍‌‌ ‌‍‍ ‌‍‌‌‌ ‍‌​‍‌‌​ ​ ‌​‌​​‍‌‌​ ​ ‌​‌​​‍‌‌​ ​‍​ ​‍​ ‌‍​ ‌​​ ‍‌‌‍‌‍​ ‌​​ ​‌​ ‌‌​ ‌​‌‍‌‍​ ‌‍‌‍‌‍‌‍​ ​‍‌‌​ ​‍​ ​‍​‍‌‌​ ‌‌‌​‌​​‍ ‍‌‍​‍‌‍ ‌ ‍​‌‍‌‌‌ ​ ​‍‌‌​ ‌‌‌​​‍‌‌ ‌‍‍ ‌‍‌‌‌ ‍‌​‍‌‌​ ​ ‌​‌​​‍‌‌​ ​ ‌​‌​​‍‌‌​ ​‍​ ​‍​ ​ ‌‍‌‍​ ​‌​ ​‍​ ‍​‌‍​ ‌‍‌‌‌‍​‍​ ‌‍‌‍​‍​ ​ ​ ​‌​‍‌‌​ ​‍​ ​‍​‍‌‌​ ‌‌‌​‌​​‍ ‍‌‍​ ‌‍ ‌‍ ‍‌ ‌​‌‍‌‌‌‍ ‍‌ ‌​​‍‌‍‌ ​​‌‍‌‌‌ ​‍‌ ​ ‌ ​​‌‍‌‌‌‍​ ‌ ‌​‌‍‍‌‌ ‌‍‌‍‌‌​ ‌‌ ​​‌ ‌‌‌‍​‍‌‍ ​‌‍‍‌‌ ​ ‌‍‍​‌‍‌‌‌‍‌​​‍​‍‌ ‌
Vi
Vores
koncern